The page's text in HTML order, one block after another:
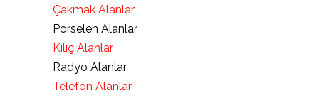
Çakmak Alanlar
Porselen Alanlar
Kılıç Alanlar
Radyo Alanlar
Telefon Alanlar